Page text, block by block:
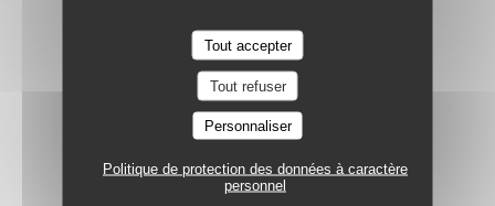
Tout accepter
Tout refuser
Personnaliser
Politique de protection des données à caractère
personnel
MACCABEE, BIÈRE ISRAÉLIENNE LÉGÈRE
7,50 EUR
Vins